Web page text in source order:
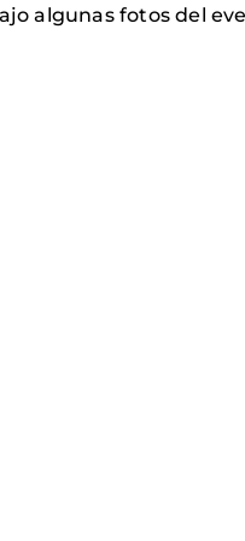
algunas fotos del